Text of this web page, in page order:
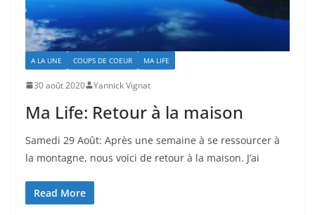
A LA UNE COUPS DE COEUR MA LIFE
30 août 2020 Yannick Vignat
Ma Life: Retour à la maison
Samedi 29 Août: Après une semaine à se ressourcer à
la montagne, nous voici de retour à la maison. J’ai
Read More